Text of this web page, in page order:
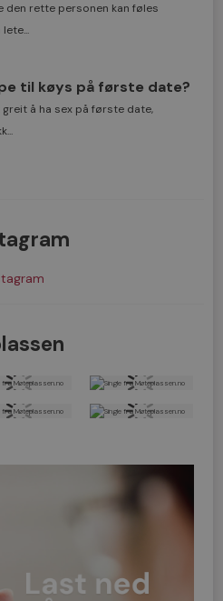
den rette personen kan føles
til køys på første date?
greit å ha sex på første date,